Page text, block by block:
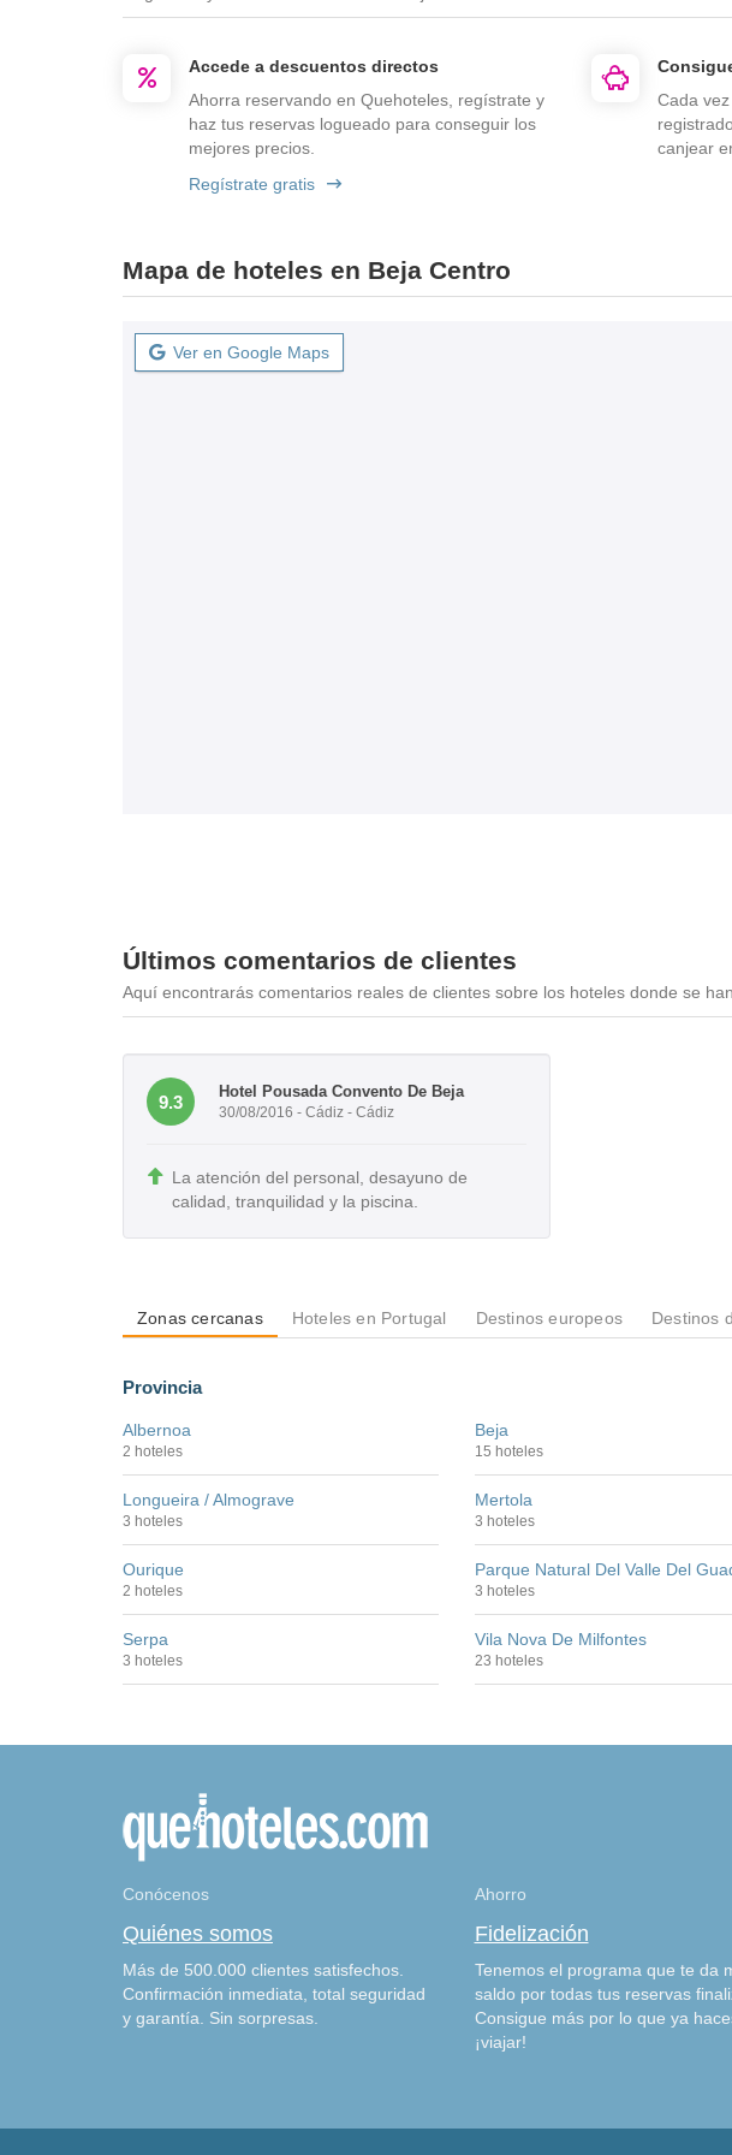
Accede a descuentos directos
Ahorra reservando en Quehoteles, regístrate y
haz tus reservas logueado para conseguir los
mejores precios.
Regístrate gratis
Cada
canjear
Mapa de hoteles en Beja Centro
Ver en Google Maps
Últimos comentarios de clientes
Aquí encontrarás comentarios reales de clientes sobre los hoteles donde se
9.3
Hotel Pousada Convento De Beja
30/08/2016 - Cádiz - Cádiz
La atención del personal, desayuno de
calidad, tranquilidad y la piscina.
Zonas cercanas Hoteles en Portugal Destinos europeos Destinos
Provincia
Albernoa
2 hoteles
Beja
15 hoteles
Longueira / Almograve
3 hoteles
Mertola
3 hoteles
Ourique
2 hoteles
Parque Natural Del Valle Del
3 hoteles
Serpa
3 hoteles
Vila Nova De Milfontes
23 hoteles
Conócenos
Quiénes somos
Más de 500.000 clientes satisfechos.
Confirmación inmediata, total seguridad
y garantía. Sin sorpresas.
Ahorro
Fidelización
Tenemos el programa que te da
saldo por todas tus reservas
Consigue más por lo que ya
¡viajar!